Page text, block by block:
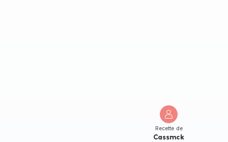
Recette de
Cassmck